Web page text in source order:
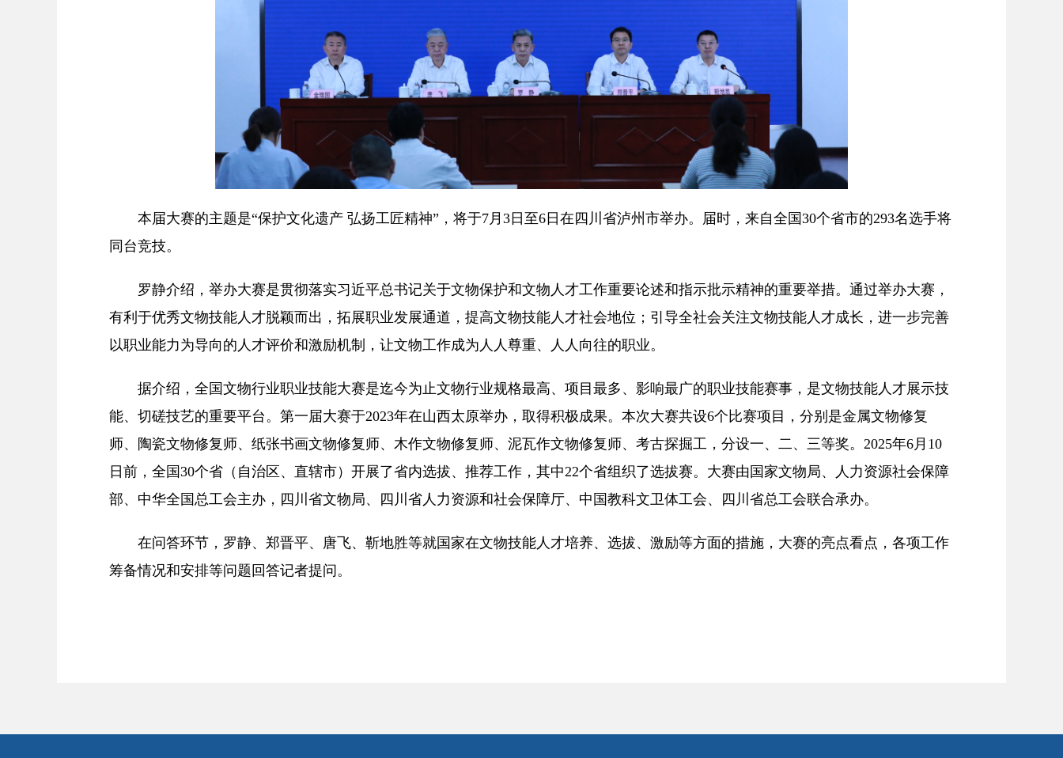
本届大赛的主题是“保护文化遗产 弘扬工匠精神”，将于7月3日至6日在四川省泸州市举办。届时，来自全国30个省市的293名选手将
同台竞技。
罗静介绍，举办大赛是贯彻落实习近平总书记关于文物保护和文物人才工作重要论述和指示批示精神的重要举措。通过举办大赛，
有利于优秀文物技能人才脱颖而出，拓展职业发展通道，提高文物技能人才社会地位；引导全社会关注文物技能人才成长，进一步完善
以职业能力为导向的人才评价和激励机制，让文物工作成为人人尊重、人人向往的职业。
据介绍，全国文物行业职业技能大赛是迄今为止文物行业规格最高、项目最多、影响最广的职业技能赛事，是文物技能人才展示技
能、切磋技艺的重要平台。第一届大赛于2023年在山西太原举办，取得积极成果。本次大赛共设6个比赛项目，分别是金属文物修复
师、陶瓷文物修复师、纸张书画文物修复师、木作文物修复师、泥瓦作文物修复师、考古探掘工，分设一、二、三等奖。2025年6月10
日前，全国30个省（自治区、直辖市）开展了省内选拔、推荐工作，其中22个省组织了选拔赛。大赛由国家文物局、人力资源社会保障
部、中华全国总工会主办，四川省文物局、四川省人力资源和社会保障厅、中国教科文卫体工会、四川省总工会联合承办。
在问答环节，罗静、郑晋平、唐飞、靳地胜等就国家在文物技能人才培养、选拔、激励等方面的措施，大赛的亮点看点，各项工作
筹备情况和安排等问题回答记者提问。